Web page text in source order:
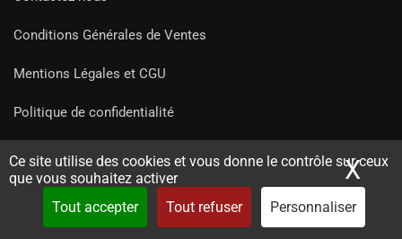
Ce site utilise des cookies et vous donne le contrôle sur ceux
que vous souhaitez activer
Tout accepter
Tout refuser Personnaliser
X
Conditions Générales de Ventes
Mentions Légales et CGU
Politique de confidentialité
Liens Partenaires